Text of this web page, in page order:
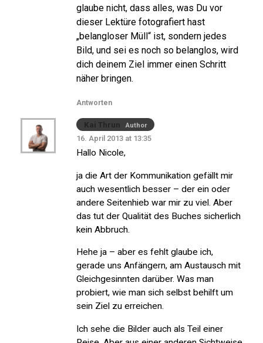
glaube nicht, dass alles, was Du vor
dieser Lektüre fotografiert hast
„belangloser Müll“ ist, sondern jedes
Bild, und sei es noch so belanglos, wird
dich deinem Ziel immer einen Schritt
näher bringen.
Antworten
Kai Thrun Author
16. April 2013 at 13:35
Hallo Nicole,
ja die Art der Kommunikation gefällt mir
auch wesentlich besser – der ein oder
andere Seitenhieb war mir zu viel. Aber
das tut der Qualität des Buches sicherlich
kein Abbruch.
Hehe ja – aber es fehlt glaube ich,
gerade uns Anfängern, am Austausch mit
Gleichgesinnten darüber. Was man
probiert, wie man sich selbst behilft um
sein Ziel zu erreichen.
Ich sehe die Bilder auch als Teil einer